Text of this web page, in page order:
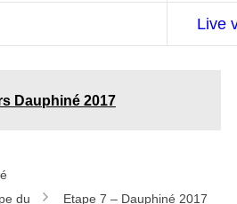
Live
Dauphiné 2017
du
Etape 7 – Dauphiné 2017